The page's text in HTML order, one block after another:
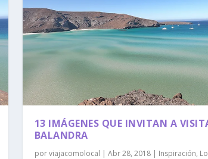
13 IMÁGENES QUE INVITAN A
BALANDRA
porviajacomolocal | Abr 28, 2018| Inspiración,